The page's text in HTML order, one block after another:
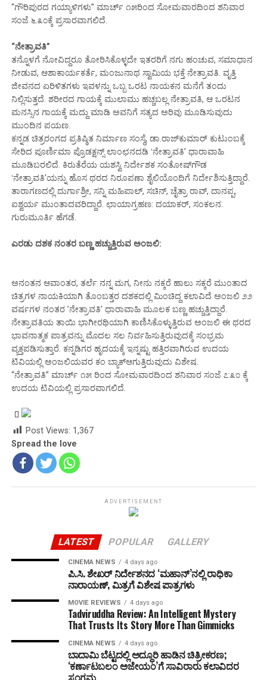
“ಗೌರಿಪುರದ ಗಯ್ಯಾಳಿಗಳು” ಮಾರ್ಚ್‌ ೧೫ರಿಂದ ಸೋಮವಾರದಿಂದ ಶನಿವಾರ
ಸಂಜೆ ೬.೩೦ಕ್ಕೆ ಪ್ರಸಾರವಾಗಲಿದೆ.
“ನೇತ್ರಾವತಿ”
ತನ್ನೊಳಗೆ ನೋವಿದ್ದರೂ ತೋರಿಸಿಕೊಳ್ಳದೇ ಇತರರಿಗೆ ನಗು ಹಂಚುವ, ಸಮಾಧಾನ
ನೀಡುವ, ಆಶಾಕಾರ್ಯಕರ್ತೆ, ಮಂಜುನಾಥ ಸ್ವಾಮಿಯ ಭಕ್ತೆ ನೇತ್ರಾವತಿ. ವೃತ್ತಿ
ಜೀವನದ ಏರಿಳಿತಗಳು ಇವಳನ್ನು ಒಬ್ಬ ಒರಟ ನಾಯಕನ ಮನೆಗೆ ತಂದು
ನಿಲ್ಲಿಸುತ್ತದೆ. ಶರೀರದ ಗಾಯಕ್ಕೆ ಮುಲಾಮು ಹಚ್ಚಬಲ್ಲ ನೇತ್ರಾವತಿ, ಆ ಒರಟನ
ಮನಸ್ಸಿನ ಗಾಯಕ್ಕೆ ಮದ್ದು ಮಾಡಿ ಅವನಿಗೆ ಸತ್ಯದ ಅರಿವು ಮೂಡಿಸುವುದು
ಮುಂದಿನ ಪಯಣ.
ಕನ್ನಡ ಚಿತ್ರರಂಗದ ಪ್ರತಿಷ್ಠಿತ ನಿರ್ಮಾಣ ಸಂಸ್ಥೆ, ಡಾ.ರಾಜ್‌ಕುಮಾರ್‌ ಕುಟುಂಬಕ್ಕೆ
ಸೇರಿದ ಪೂರ್ಣಿಮಾ ಪ್ರೊಡಕ್ಷನ್ಸ್‌ ಲಾಂಛನದಡಿ ʻನೇತ್ರಾವತಿʼ ಧಾರಾವಾಹಿ
ಮೂಡಿಬರಲಿದೆ. ಕಿರುತೆರೆಯ ಯಶಸ್ವಿ ನಿರ್ದೇಶಕ ಸಂತೋಷ್‌ಗೌಡ
ʻನೇತ್ರಾವತಿʼಯನ್ನು ಹೊಸ ಥರದ ನಿರೂಪಣಾ ಶೈಲಿಯೊಂದಿಗೆ ನಿರ್ದೇಶಿಸುತ್ತಿದ್ದಾರೆ.
ತಾರಾಗಣದಲ್ಲಿ ದುರ್ಗಾಶ್ರೀ, ಸನ್ನಿ ಮಹಿಪಾಲ್, ಸಚಿನ್‌, ಚೈತ್ರಾ ರಾವ್‌,‌ ದಾನಪ್ಪ,
ಐಶ್ವರ್ಯ ಮುಂತಾದವರಿದ್ದಾರೆ. ಛಾಯಾಗ್ರಹಣ: ದಯಾಕರ್‌, ಸಂಕಲನ:
ಗುರುಮೂರ್ತಿ ಹೆಗಡೆ.
ಎರಡು ದಶಕ ನಂತರ ಬಣ್ಣ ಹಚ್ಚುತ್ತಿರುವ ಅಂಜಲಿ:
ಅನಂತನ ಆವಾಂತರ, ತರ್ಲೆ ನನ್ನ ಮಗ, ನೀನು ನಕ್ಕರೆ ಹಾಲು ಸಕ್ಕರೆ ಮುಂತಾದ
ಚಿತ್ರಗಳ ನಾಯಕಿಯಾಗಿ ತೊಂಬತ್ತರ ದಶಕದಲ್ಲಿ ಮಿಂಚಿದ್ದ ಕಲಾವಿದೆ ಅಂಜಲಿ ೨೨
ವರ್ಷಗಳ ನಂತರ ʼನೇತ್ರಾವತಿʼ ಧಾರಾವಾಹಿ ಮೂಲಕ ಬಣ್ಣ ಹಚ್ಚುತ್ತಿದ್ದಾರೆ.
ನೇತ್ರಾವತಿಯ ತಾಯಿ ಭಾಗೀರಥಿಯಾಗಿ ಕಾಣಿಸಿಕೊಳ್ಳುತ್ತಿರುವ ಅಂಜಲಿ ಈ ಥರದ
ಭಾವನಾತ್ಮಕ ಪಾತ್ರವನ್ನು ಮೊದಲ ಸಲ ನಿರ್ವಹಿಸುತ್ತಿರುವುದಕ್ಕೆ ಸಂಭ್ರಮ
ವ್ಯಕ್ತಪಡಿಸುತ್ತಾರೆ. ಕನ್ನಡಿಗರ ಹೃದಯಕ್ಕೆ ಇನ್ನಷ್ಟು ಹತ್ತಿರವಾಗಿರುವ ಉದಯ
ಟಿವಿಯಲ್ಲಿ ಅಂಜಲಿಯವರ ಕಂ ಬ್ಯಾಕ್‌ಆಗುತ್ತಿರುವುದು ವಿಶೇಷ.
“ನೇತ್ರಾವತಿ” ಮಾರ್ಚ್‌ ೧೫ ರಿಂದ ಸೋಮವಾರದಿಂದ ಶನಿವಾರ ಸಂಜೆ ೭:೩೦ ಕ್ಕೆ
ಉದಯ ಟಿವಿಯಲ್ಲಿ ಪ್ರಸಾರವಾಗಲಿದೆ.
Post Views: 1,367
Spread the love
ADVERTISEMENT
LATEST POPULAR GALLERY
CINEMA NEWS 4 days ago
ಪಿ.ಸಿ. ಶೇಖರ್ ನಿರ್ದೇಶನದ ‘ಮಹಾನ್’ನಲ್ಲಿ ರಾಧಿಕಾ
ನಾರಾಯಣ್, ಮಿತ್ರಗೆ ವಿಶೇಷ ಪಾತ್ರಗಳು
MOVIE REVIEWS 4 days ago
Tadviruddha Review: An Intelligent Mystery
That Trusts Its Story More Than Gimmicks
CINEMA NEWS 4 days ago
ಬಾದಾಮಿ ಬೆಟ್ಟದಲ್ಲಿ ಅದ್ಧೂರಿ ಹಾಡಿನ ಚಿತ್ರೀಕರಣ;
‘ಕರ್ಣಾಟಬಲಂ ಅಜೇಯಂ’ಗೆ ಸಾವಿರಾರು ಕಲಾವಿದರ
ಸಂಗಮ